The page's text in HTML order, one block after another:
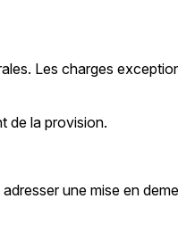
Les charges
de la provision.
une mise en